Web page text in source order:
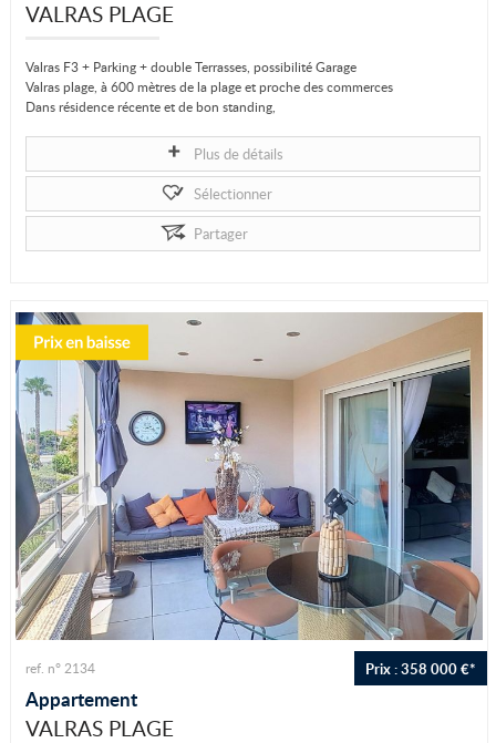
VALRAS PLAGE
Valras F3 + Parking + double Terrasses, possibilité Garage
Valras plage, à 600 mètres de la plage et proche des commerces
Dans résidence récente et de bon standing,
Vous n'aurez qu'à poser vos meubles...Plus de détails
Sélectionner
Partager
Prix : 358 000 €*
ref. n° 2134
Appartement
VALRAS PLAGE